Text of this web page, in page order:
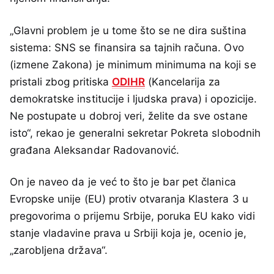
„Glavni problem je u tome što se ne dira suština
sistema: SNS se finansira sa tajnih računa. Ovo
(izmene Zakona) je minimum minimuma na koji se
pristali zbog pritiska ODIHR(Kancelarija za
demokratske institucije i ljudska prava) i opozicije.
Ne postupate u dobroj veri, želite da sve ostane
isto“, rekao je generalni sekretar Pokreta slobodnih
građana Aleksandar Radovanović.
On je naveo da je već to što je bar pet članica
Evropske unije (EU) protiv otvaranja Klastera 3 u
pregovorima o prijemu Srbije, poruka EU kako vidi
stanje vladavine prava u Srbiji koja je, ocenio je,
„zarobljena država“.